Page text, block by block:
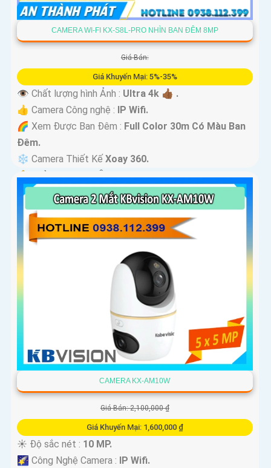
CAMERA WI-FI KX-S8L-PRO NHÌN BAN ĐÊM 8MP
Giá Bán:
Giá Khuyến Mại: 5%-35%
👁 Chất lượng hình Ảnh : Ultra 4k 👍🏾 .
👍 Camera Công nghệ : IP Wifi.
🌈 Xem Được Ban Đêm : Full Color 30m Có Màu Ban
Ðêm.
❄ Camera Thiết Kế Xoay 360.
️🔔 Khả Năng :Thu Âm Và Loa.
CAMERA KX-AM10W
Giá Bán: 2,100,000 ₫
Giá Khuyến Mại: 1,600,000 ₫
☀️ Độ sắc nét : 10 MP.
🌠 Công Nghệ Camera : IP Wifi.